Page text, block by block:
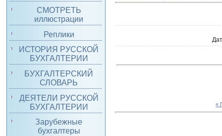
СМОТРЕТЬ
иллюстрации
Реплики
ИСТОРИЯ РУССКОЙ
БУХГАЛТЕРИИ
БУХГАЛТЕРСКИЙ
СЛОВАРЬ
ДЕЯТЕЛИ РУССКОЙ
БУХГАЛТЕРИИ
Зарубежные
бухгалтеры
«